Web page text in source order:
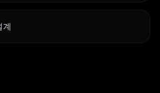
무료 체험의 미사용 부분은 소멸
계